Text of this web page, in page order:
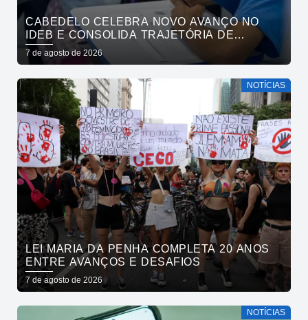
CABEDELO CELEBRA NOVO AVANÇO NO
IDEB E CONSOLIDA TRAJETÓRIA DE
CRESCIMENTO NA EDUCAÇÃO PÚBLICA
7 de agosto de 2026
NOTÍCIAS
LEI MARIA DA PENHA COMPLETA 20 ANOS
ENTRE AVANÇOS E DESAFIOS
7 de agosto de 2026
NOTÍCIAS